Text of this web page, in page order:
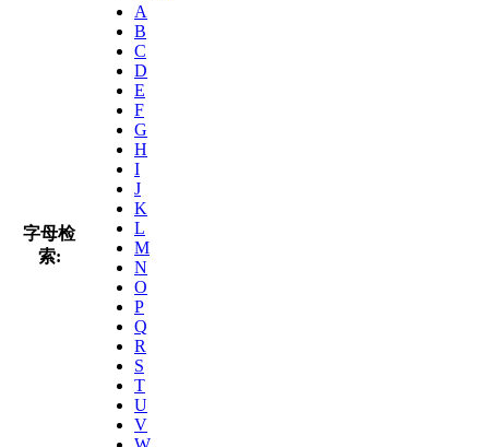
字母检
索:
A
B
C
D
E
F
G
H
I
J
K
L
M
N
O
P
Q
R
S
T
U
V